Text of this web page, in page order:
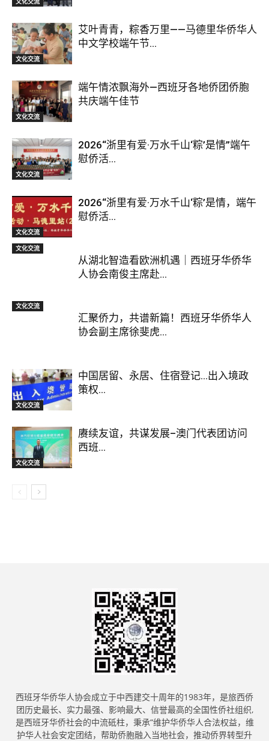
文化交流
艾叶青青，粽香万里——马德里华侨华人
中文学校端午节...
文化交流
端午情浓飘海外—西班牙各地侨团侨胞
共庆端午佳节
文化交流
2026“浙里有爱·万水千山‘粽’是情”端午
慰侨活...
文化交流
2026“浙里有爱·万水千山‘粽’是情，端午
慰侨活...
文化交流
从湖北智造看欧洲机遇｜西班牙华侨华
人协会南俊主席赴...
文化交流
汇聚侨力，共谱新篇！西班牙华侨华人
协会副主席徐斐虎...
文化交流
中国居留、永居、住宿登记…出入境政
策权...
文化交流
赓续友谊，共谋发展–澳门代表团访问
西班...
西班牙华侨华人协会成立于中西建交十周年的1983年，是旅西侨
团历史最长、实力最强、影响最大、信誉最高的全国性侨社组织,
是西班牙华侨社会的中流砥柱，秉承“维护华侨华人合法权益，维
护华人社会安定团结，帮助侨胞融入当地社会，推动侨界转型升